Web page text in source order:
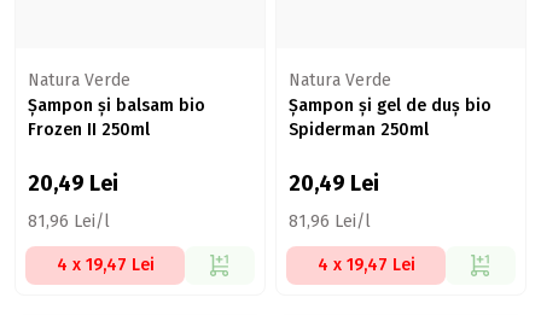
Natura Verde
Șampon și balsam bio
Frozen II 250ml
20,49 Lei
81,96 Lei/l
4 x 19,47 Lei
Natura Verde
Șampon și gel de duș bio
Spiderman 250ml
20,49 Lei
81,96 Lei/l
4 x 19,47 Lei